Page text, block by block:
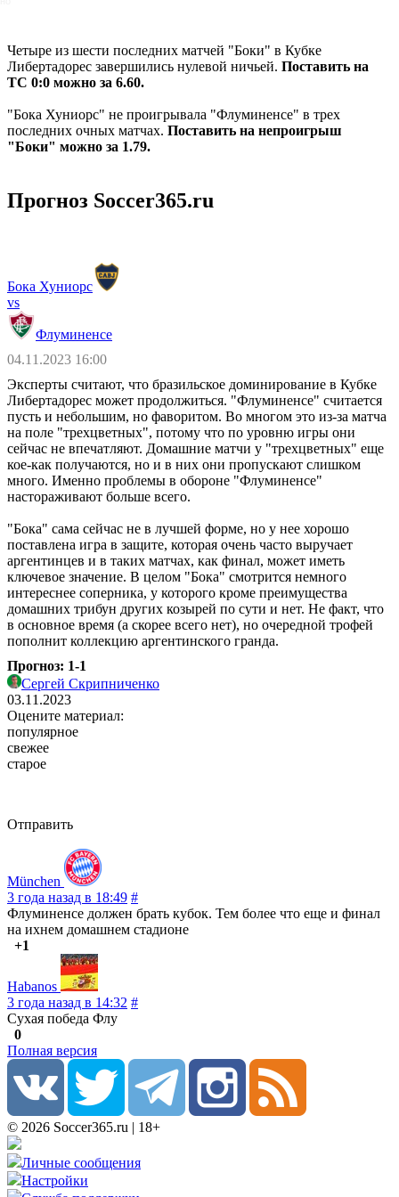
Четыре из шести последних матчей "Боки" в Кубке
Либертадорес завершились нулевой ничьей. Поставить на
ТС 0:0 можно за 6.60.
"Бока Хуниорс" не проигрывала "Флуминенсе" в трех
последних очных матчах. Поставить на непроигрыш
"Боки" можно за 1.79.
Прогноз Soccer365.ru
Бока Хуниорс
vs
Флуминенсе
04.11.2023 16:00
Эксперты считают, что бразильское доминирование в Кубке
Либертадорес может продолжиться. "Флуминенсе" считается
пусть и небольшим, но фаворитом. Во многом это из-за матча
на поле "трехцветных", потому что по уровню игры они
сейчас не впечатляют. Домашние матчи у "трехцветных" еще
кое-как получаются, но и в них они пропускают слишком
много. Именно проблемы в обороне "Флуминенсе"
настораживают больше всего.
"Бока" сама сейчас не в лучшей форме, но у нее хорошо
поставлена игра в защите, которая очень часто выручает
аргентинцев и в таких матчах, как финал, может иметь
ключевое значение. В целом "Бока" смотрится немного
интереснее соперника, у которого кроме преимущества
домашних трибун других козырей по сути и нет. Не факт, что
в основное время (а скорее всего нет), но очередной трофей
пополнит коллекцию аргентинского гранда.
Прогноз: 1-1
Сергей Скрипниченко
03.11.2023
Оцените материал:
популярное
свежее
старое
Отправить
München
3 года назад в 18:49 #
Флуминенсе должен брать кубок. Тем более что еще и финал
на ихнем домашнем стадионе
+1
Habanos
3 года назад в 14:32 #
Сухая победа Флу
0
Полная версия
© 2026 Soccer365.ru | 18+
Личные сообщения
Настройки